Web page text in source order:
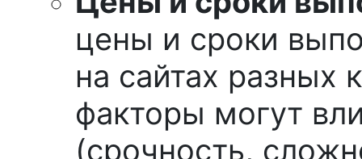
цены и сроки
на сайтах разных
факторы могут
(срочность,